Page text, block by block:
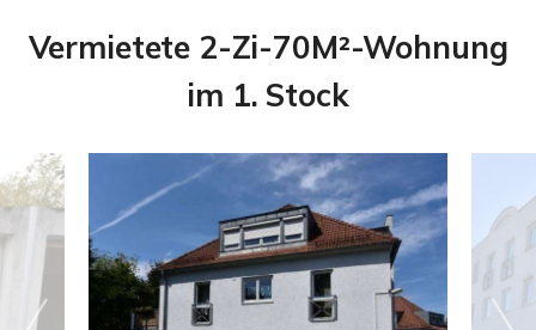
Vermietete 2-Zi-70M²-Wohnung
im 1. Stock